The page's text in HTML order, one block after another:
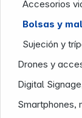
Accesorios
Bolsas y
Sujeción y
Drones y
Digital
Smartphones,